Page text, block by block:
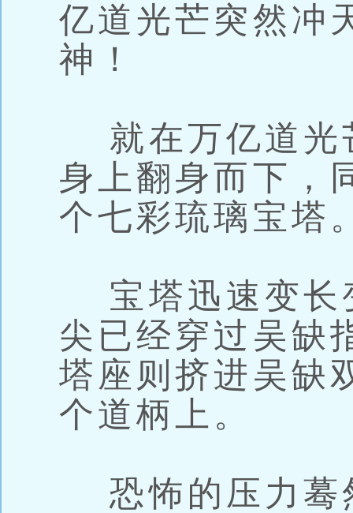
亿道光芒突然冲
神！
就在万亿道光
身上翻身而下，
个七彩琉璃宝塔
宝塔迅速变长
尖已经穿过吴缺
塔座则挤进吴缺
个道柄上。
恐怖的压力蓦